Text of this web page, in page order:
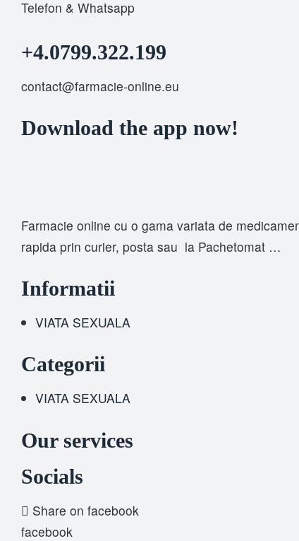
Telefon & Whatsapp
+4.0799.322.199
contact@farmacie-online.eu
Download the app now!
Farmacie online cu o gama variata de
rapida prin curier, posta sau la Pachetomat …
Informatii
VIATA SEXUALA
Categorii
VIATA SEXUALA
Our services
Socials
Share on facebook
facebook